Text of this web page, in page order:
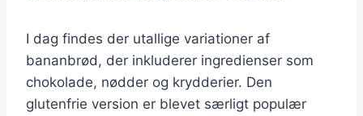
I dag findes der utallige variationer af
bananbrød, der inkluderer ingredienser som
chokolade, nødder og krydderier. Den
glutenfrie version er blevet særligt populær